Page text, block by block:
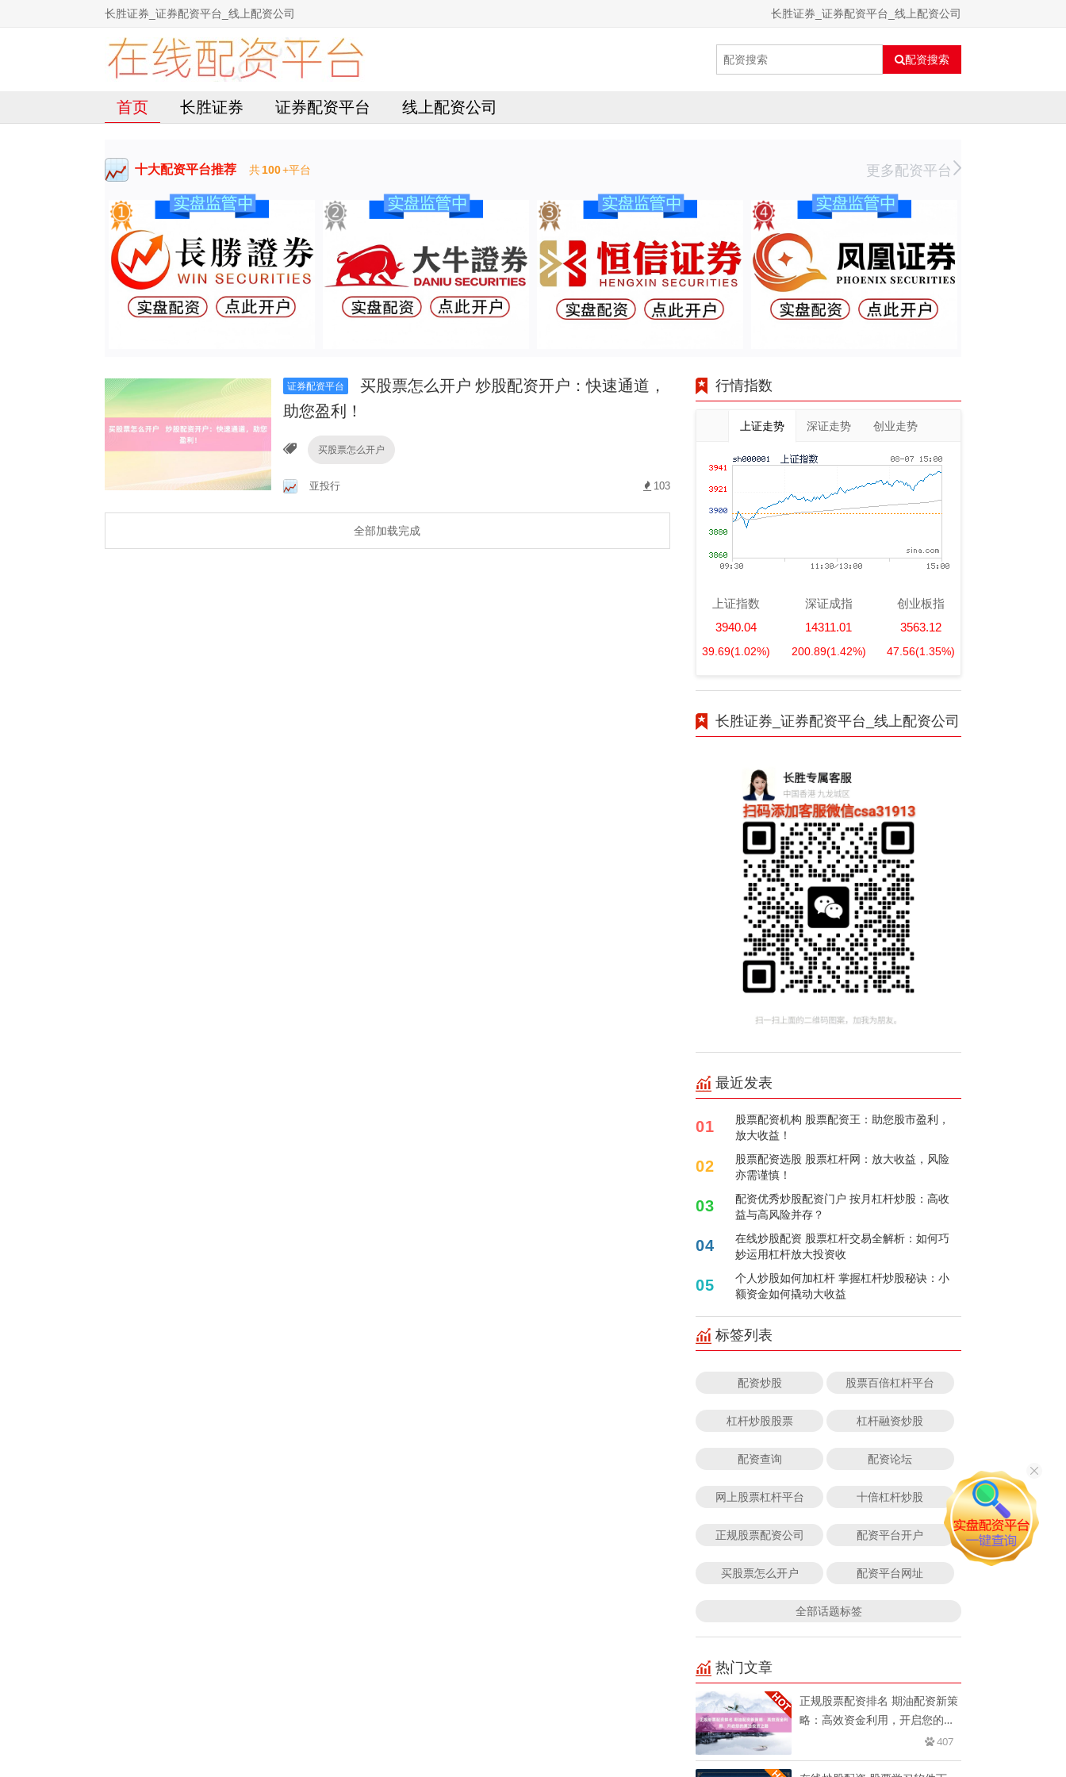
长胜证券_证券配资平台_线上配资公司 长胜证券_证券配资平台_线上配资公司
配资搜索
首页 长胜证券 证券配资平台 线上配资公司
十大配资平台推荐 共100+平台 更多配资平台
证券配资平台
买股票怎么开户 炒股配资开户：快速通道，
助您盈利！
买股票怎么开户
亚投行 103
全部加载完成
行情指数
上证走势 深证走势 创业走势
上证指数
3940.04
39.69(1.02%)
深证成指
14311.01
200.89(1.42%)
创业板指
3563.12
47.56(1.35%)
长胜证券_证券配资平台_线上配资公司
最近发表
01
股票配资机构 股票配资王：助您股市盈利，
放大收益！
02
股票配资选股 股票杠杆网：放大收益，风险
亦需谨慎！
03
配资优秀炒股配资门户 按月杠杆炒股：高收
益与高风险并存？
04
在线炒股配资 股票杠杆交易全解析：如何巧
妙运用杠杆放大投资收
05
个人炒股如何加杠杆 掌握杠杆炒股秘诀：小
额资金如何撬动大收益
标签列表
配资炒股 股票百倍杠杆平台
杠杆炒股股票 杠杆融资炒股
配资查询 配资论坛
网上股票杠杆平台 十倍杠杆炒股
正规股票配资公司 配资平台开户
买股票怎么开户 配资平台网址
全部话题标签
热门文章
正规股票配资排名 期油配资新策
略：高效资金利用，开启您的原
407